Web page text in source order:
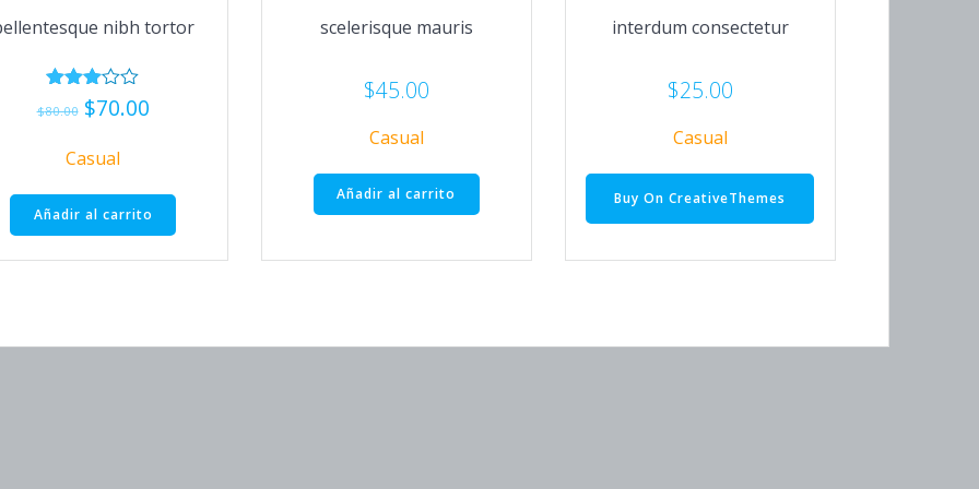
nibh tortor
Valorad
o con
de 5
$80.00 El
original
$80.00.
$70.00El
$70.00.
Casual
Añadir al carrito
scelerisque mauris
$45.00
Casual
Añadir al carrito
interdum consectetur
$25.00
Casual
Buy On CreativeThemes